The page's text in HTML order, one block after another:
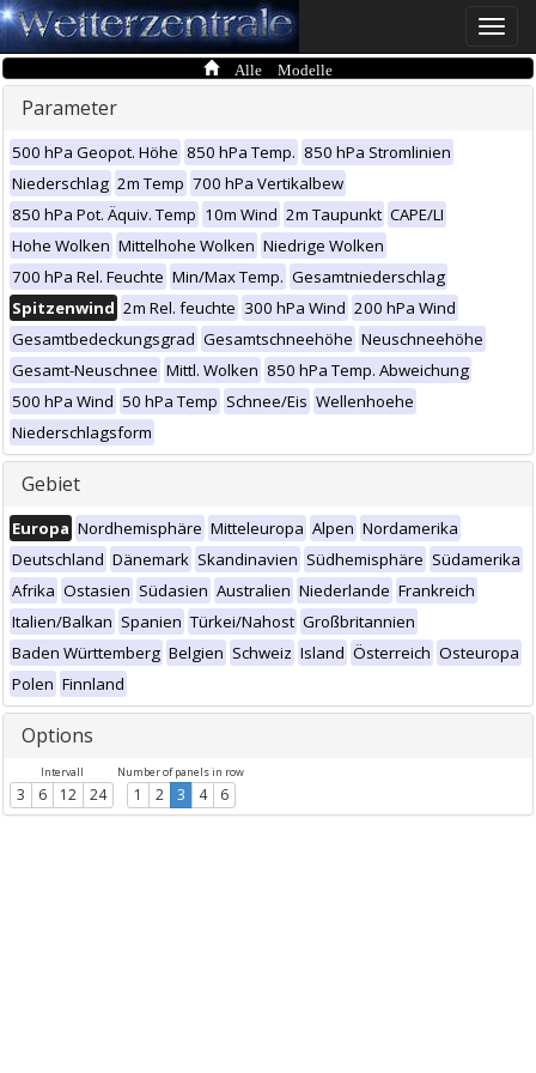
Toggle
Alle Modelle
Parameter
500 hPa Geopot. Höhe 850 hPa Temp. 850 hPa Stromlinien
Niederschlag 2m Temp 700 hPa Vertikalbew
850 hPa Pot. Äquiv. Temp 10m Wind 2m Taupunkt CAPE/LI
Hohe Wolken Mittelhohe Wolken Niedrige Wolken
700 hPa Rel. Feuchte Min/Max Temp. Gesamtniederschlag
Spitzenwind 2m Rel. feuchte 300 hPa Wind 200 hPa Wind
Gesamtbedeckungsgrad Gesamtschneehöhe Neuschneehöhe
Gesamt-Neuschnee Mittl. Wolken 850 hPa Temp. Abweichung
500 hPa Wind 50 hPa Temp Schnee/Eis Wellenhoehe
Niederschlagsform
Gebiet
Europa Nordhemisphäre Mitteleuropa Alpen Nordamerika
Deutschland Dänemark Skandinavien Südhemisphäre Südamerika
Afrika Ostasien Südasien Australien Niederlande Frankreich
Italien/Balkan Spanien Türkei/Nahost Großbritannien
Baden Württemberg Belgien Schweiz Island Österreich Osteuropa
Polen Finnland
Options
Intervall
3 6 12 24
Number of panels in row
1 2 3 4 6